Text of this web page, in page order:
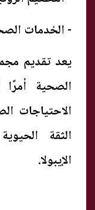
- الخدمات
يعد تقديم
الصحية
الاحتياجات
الثقة
الإيبولا.